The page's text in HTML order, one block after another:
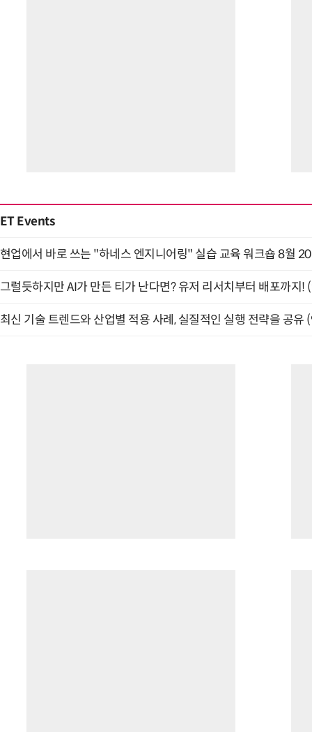
ET Events
현업에서 바로 쓰는 "하네스 엔지니어링" 실습 교육 워크숍 8월
그럴듯하지만 AI가 만든 티가 난다면? 유저 리서치부터 배포까지!
최신 기술 트렌드와 산업별 적용 사례, 실질적인 실행 전략을 공유